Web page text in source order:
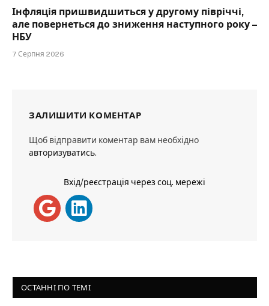
Інфляція пришвидшиться у другому півріччі,
але повернеться до зниження наступного року –
НБУ
7 Серпня 2026
ЗАЛИШИТИ КОМЕНТАР
Щоб відправити коментар вам необхідно
авторизуватись.
Вхід/реєстрація через соц. мережі
ОСТАННІ ПО ТЕМІ